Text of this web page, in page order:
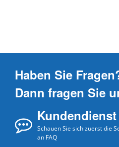
Haben Sie
Dann fragen Sie
Kundendienst
Schauen Sie sich zuerst die
an FAQ